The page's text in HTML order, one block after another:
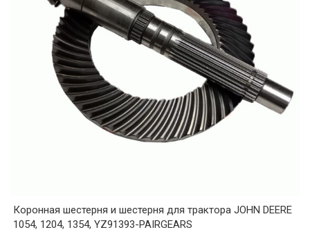
Коронная шестерня и шестерня для трактора JOHN DEERE
1054, 1204, 1354, YZ91393-PAIRGEARS